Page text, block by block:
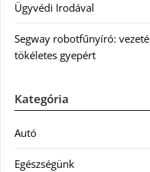
Ügyvédi Irodával
Segway robotfűnyíró:
tökéletes gyepért
Kategória
Autó
Egészségünk